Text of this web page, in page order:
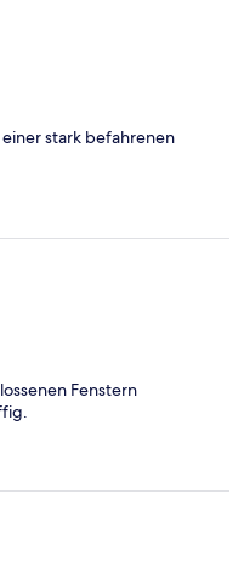
stark befahrenen
Fenstern